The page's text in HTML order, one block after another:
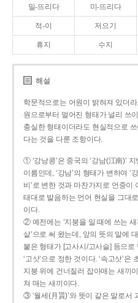
밀-뜨리다 미-뜨리다
적-이 저으기
휴지 수지
해설
학문적으로는 어원이 밝혀져 있더
원으로부터 멀어진 형태가 널리 쓰
충실한 형태이더라도 현실적으로
다는 것을 다룬 조항이다.
① ‘강낭콩’은 중국의 ‘강남(江南)’
이름인데, ‘강남’의 형태가 변하여 ‘
비’로 변한 것과 마찬가지로 언중이
태대로 발음하는 언어 현실을 그대
이다.
② 예전에는 ‘지붕을 일 때에 쓰는 새
샅’으로 써 왔는데, 앞의 뜻의 말에
붙은 형태가 [고사시/고사슬] 등으
‘고삿’으로 정한 것이다. ‘속고삿’은
지붕 위에 건너질러 잡아매는 새끼
쳐 매는 새끼이다.
③ ‘월세(月貰)’와 뜻이 같은 말로서